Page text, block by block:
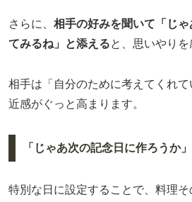
さらに、 相手の好みを聞いて「じ
てみるね」と添えると、思いやりを
相手は「自分のために考えてくれ
近感がぐっと高まります。
「じゃあ次の記念日に作ろうか
特別な日に設定することで、料理